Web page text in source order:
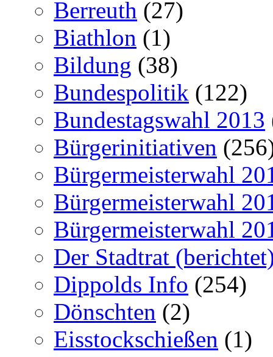
Berreuth (27)
Biathlon (1)
Bildung (38)
Bundespolitik (122)
Bundestagswahl 2013
Bürgerinitiativen
Bürgermeisterwahl
Bürgermeisterwahl
Bürgermeisterwahl
Der Stadtrat
Dippolds Info (254)
Dönschten (2)
Eisstockschießen (1)